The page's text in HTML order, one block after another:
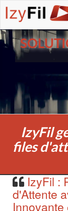
IzyFil
files
IzyFil :
d'Attente